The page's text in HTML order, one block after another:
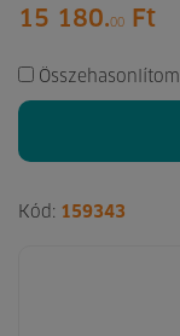
15 180.00 Ft
Összehasonlítom
Kód: 159343